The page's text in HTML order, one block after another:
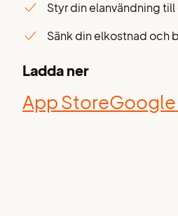
Styr din elanvändning
Sänk din elkostnad och
Ladda ner
App StoreGoogle